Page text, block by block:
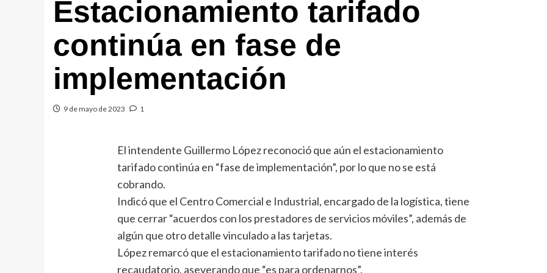
Estacionamiento tarifado
continúa en fase de
implementación
9 de mayo de 2023 1
El intendente Guillermo López reconoció que aún el estacionamiento
tarifado continúa en “fase de implementación”, por lo que no se está
cobrando.
Indicó que el Centro Comercial e Industrial, encargado de la logística, tiene
que cerrar “acuerdos con los prestadores de servicios móviles”, además de
algún que otro detalle vinculado a las tarjetas.
López remarcó que el estacionamiento tarifado no tiene interés
recaudatorio, aseverando que “es para ordenarnos”.